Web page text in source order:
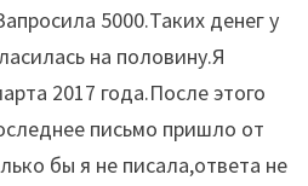
5000.Таких денег у
на половину.Я
2017 года.После этого
письмо пришло от
бы я не писала,ответа не